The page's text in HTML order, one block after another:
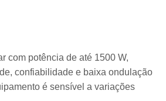
com potência de até 1500 W,
confiabilidade e baixa ondulação
é sensível a variações